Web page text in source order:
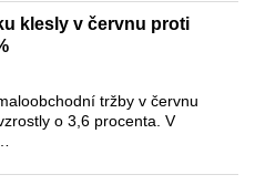
klesly v červnu proti
tržby v červnu
o 3,6 procenta. V